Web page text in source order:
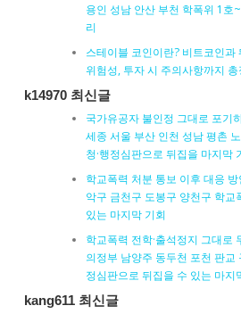
용인 성남 안산 부천 학폭위 1호
리
스테이블 코인이란? 비트코인
위험성, 투자 시 주의사항까지 총
k14970 최신글
국가유공자 불인정 그대로 포기
세종 서울 부산 인천 성남 평촌
청·행정심판으로 뒤집을 마지막
학교폭력 처분 통보 이후 대응
악구 금천구 도봉구 양천구 학
있는 마지막 기회
학교폭력 전학·출석정지 그대로
의정부 남양주 동두천 포천 판교
정심판으로 뒤집을 수 있는 마지
kang611 최신글